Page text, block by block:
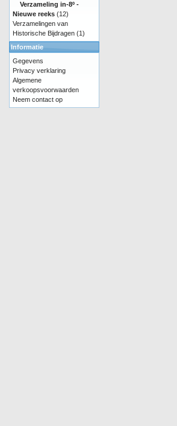
Verzameling in-8º -
Nieuwe reeks (12)
Verzamelingen van
Historische Bijdragen (1)
Informatie
Gegevens
Privacy verklaring
Algemene
verkoopsvoorwaarden
Neem contact op